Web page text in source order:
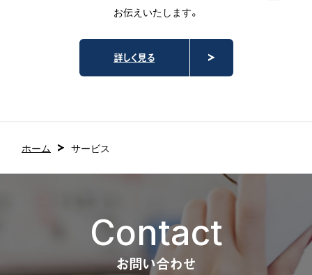
お伝えいたします。
詳しく見る
ホーム サービス
Contact
お問い合わせ